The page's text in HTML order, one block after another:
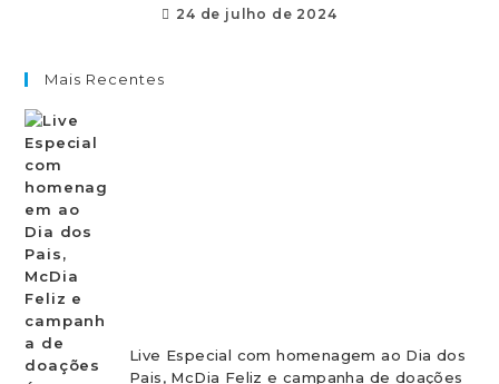
24 de julho de 2024
Mais Recentes
Live Especial com homenagem ao Dia dos
Pais, McDia Feliz e campanha de doações